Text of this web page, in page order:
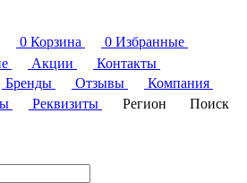
0 Корзина 0 Избранные
Акции
Контакты
Бренды Отзывы
Компания
Реквизиты Регион
Поиск